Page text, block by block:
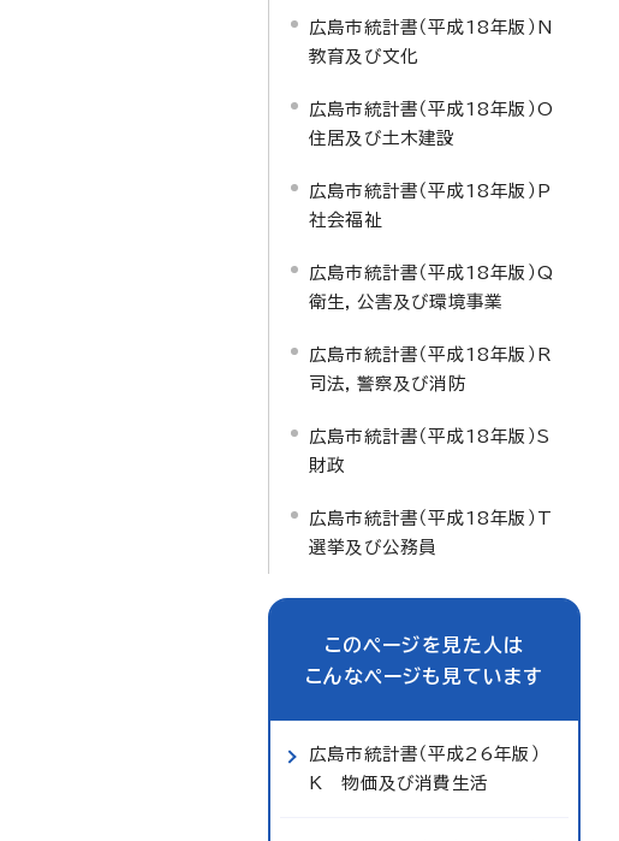
広島市統計書（平成18年版）N
教育及び文化
広島市統計書（平成18年版）O
住居及び土木建設
広島市統計書（平成18年版）P
社会福祉
広島市統計書（平成18年版）Q
衛生，公害及び環境事業
広島市統計書（平成18年版）R
司法，警察及び消防
広島市統計書（平成18年版）S
財政
広島市統計書（平成18年版）T
選挙及び公務員
このページを見た人は
こんなページも見ています
広島市統計書（平成26年版）
K 物価及び消費生活